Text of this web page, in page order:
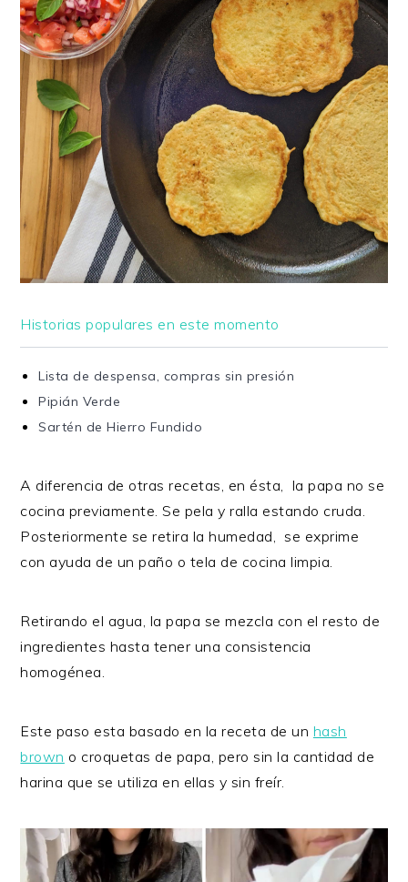
Historias populares en este momento
Lista de despensa, compras sin presión
Pipián Verde
Sartén de Hierro Fundido
A diferencia de otras recetas, en ésta, la papa no se
cocina previamente. Se pela y ralla estando cruda.
Posteriormente se retira la humedad, se exprime
con ayuda de un paño o tela de cocina limpia.
Retirando el agua, la papa se mezcla con el resto de
ingredientes hasta tener una consistencia
homogénea.
Este paso esta basado en la receta de un hash
brown o croquetas de papa, pero sin la cantidad de
harina que se utiliza en ellas y sin freír.